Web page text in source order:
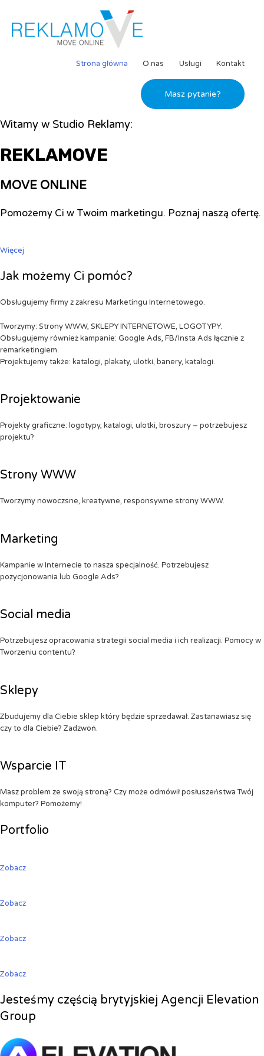
Strona główna O nas Usługi Kontakt
Masz pytanie?
Witamy w Studio Reklamy:
REKLAMOVE
MOVE ONLINE
Pomożemy Ci w Twoim marketingu. Poznaj naszą ofertę.
Więcej
Jak możemy Ci pomóc?
Obsługujemy firmy z zakresu Marketingu Internetowego.
Tworzymy: Strony WWW, SKLEPY INTERNETOWE, LOGOTYPY.
Obsługujemy również kampanie: Google Ads, FB/Insta Ads łącznie z
remarketingiem.
Projektujemy także: katalogi, plakaty, ulotki, banery, katalogi.
Projektowanie
Projekty graficzne: logotypy, katalogi, ulotki, broszury – potrzebujesz
projektu?
Strony WWW
Tworzymy nowoczsne, kreatywne, responsywne strony WWW.
Marketing
Kampanie w Internecie to nasza specjalność. Potrzebujesz
pozycjonowania lub Google Ads?
Social media
Potrzebujesz opracowania strategii social media i ich realizacji. Pomocy w
Tworzeniu contentu?
Sklepy
Zbudujemy dla Ciebie sklep który będzie sprzedawał. Zastanawiasz się
czy to dla Ciebie? Zadzwoń.
Wsparcie IT
Masz problem ze swoją stroną? Czy może odmówił posłuszeństwa Twój
komputer? Pomożemy!
Portfolio
Zobacz
Zobacz
Zobacz
Zobacz
Jesteśmy częścią brytyjskiej Agencji Elevation
Group